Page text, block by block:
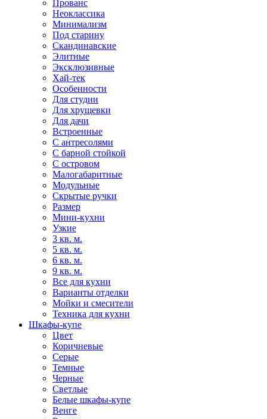
Прованс
Неоклассика
Минимализм
Под старину
Скандинавские
Элитные
Эксклюзивные
Хай-тек
Особенности
Для студии
Для хрущевки
Для дачи
Встроенные
С антресолями
С барной стойкой
С островом
Малогабаритные
Модульные
Скрытые ручки
Размер
Мини-кухни
Узкие
3 кв. м.
5 кв. м.
6 кв. м.
9 кв. м.
Все для кухни
Варианты отделки
Мойки и смесители
Техника для кухни
Шкафы-купе
Цвет
Коричневые
Серые
Темные
Черные
Светлые
Белые шкафы-купе
Венге